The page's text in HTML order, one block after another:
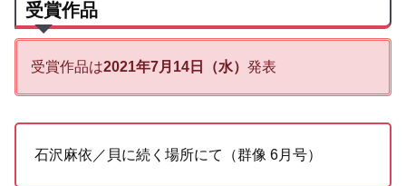
受賞作品
受賞作品は2021年7月14日（水） 発表
石沢麻依／貝に続く場所にて（群像 6月号）